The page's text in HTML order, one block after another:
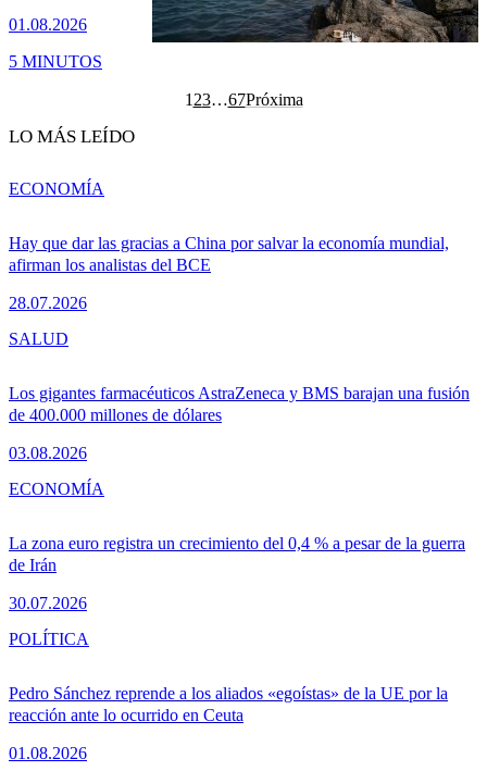
01.08.2026
5 MINUTOS
1 23…67Próxima
LO MÁS LEÍDO
Hay que dar las gracias a China por salvar la economía mundial,
afirman los analistas del BCE
28.07.2026
ECONOMÍA
Los gigantes farmacéuticos AstraZeneca y BMS barajan una fusión
de 400.000 millones de dólares
03.08.2026
SALUD
La zona euro registra un crecimiento del 0,4 % a pesar de la guerra
de Irán
30.07.2026
ECONOMÍA
Pedro Sánchez reprende a los aliados «egoístas» de la UE por la
reacción ante lo ocurrido en Ceuta
01.08.2026
POLÍTICA